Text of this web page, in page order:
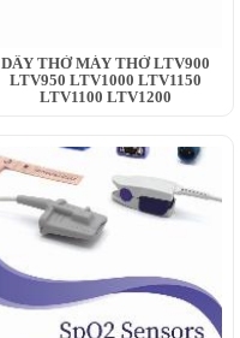
DÂY THỞ MÁY THỞ LTV900
LTV950 LTV1000 LTV1150
LTV1100 LTV1200